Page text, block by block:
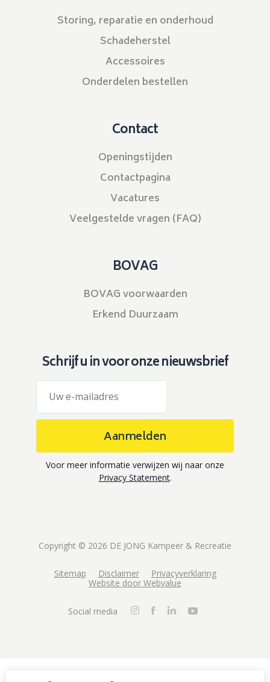
Storing, reparatie en onderhoud
Schadeherstel
Accessoires
Onderdelen bestellen
Contact
Openingstijden
Contactpagina
Vacatures
Veelgestelde vragen (FAQ)
BOVAG
BOVAG voorwaarden
Erkend Duurzaam
Schrijf u in voor onze nieuwsbrief
Aanmelden
Voor meer informatie verwijzen wij naar onze
Privacy Statement.
Copyright © 2026 DE JONG Kampeer & Recreatie
Sitemap Disclaimer
Privacyverklaring
Website door Webvalue
Social media